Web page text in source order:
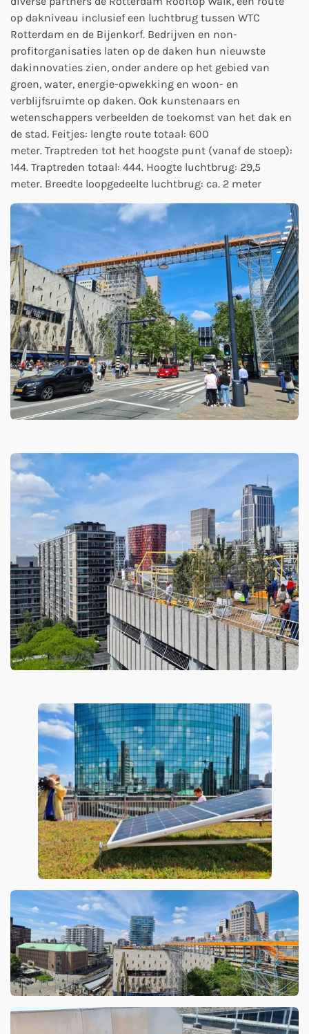
op dakniveau inclusief een luchtbrug tussen WTC
Rotterdam en de Bijenkorf. Bedrijven en non-
profitorganisaties laten op de daken hun nieuwste
dakinnovaties zien, onder andere op het gebied van
groen, water, energie-opwekking en woon- en
verblijfsruimte op daken. Ook kunstenaars en
wetenschappers verbeelden de toekomst van het dak en
de stad. Feitjes: lengte route totaal: 600
meter. Traptreden tot het hoogste punt (vanaf de stoep):
144. Traptreden totaal: 444. Hoogte luchtbrug: 29,5
meter. Breedte loopgedeelte luchtbrug: ca. 2 meter